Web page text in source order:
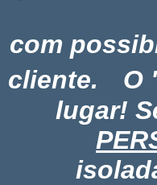
com
cliente.
O
lugar!